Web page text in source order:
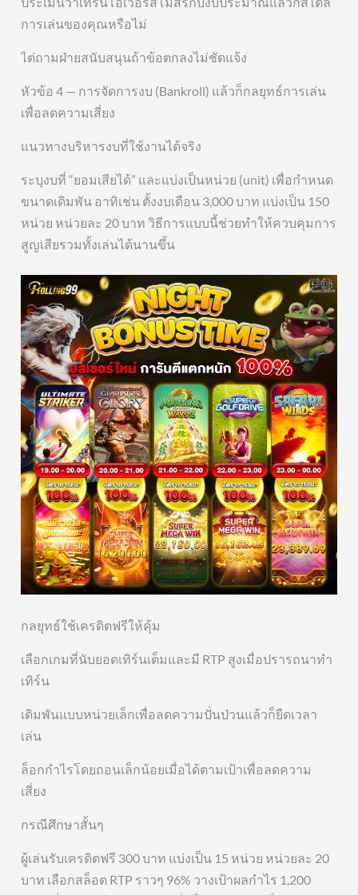
การเล่นของคุณหรือไม่
ไต่ถามฝ่ายสนับสนุนถ้าข้อตกลงไม่ชัดแจ้ง
หัวข้อ 4 — การจัดการงบ (Bankroll) แล้วก็กลยุทธ์การเล่น
เพื่อลดความเสี่ยง
แนวทางบริหารงบที่ใช้งานได้จริง
ระบุงบที่ “ยอมเสียได้” และแบ่งเป็นหน่วย (unit) เพื่อกำหนด
ขนาดเดิมพัน อาทิเช่น ตั้งงบเดือน 3,000 บาท แบ่งเป็น 150
หน่วย หน่วยละ 20 บาท วิธีการแบบนี้ช่วยทำให้ควบคุมการ
สูญเสียรวมทั้งเล่นได้นานขึ้น
กลยุทธ์ใช้เครดิตฟรีให้คุ้ม
เลือกเกมที่นับยอดเทิร์นเต็มและมี RTP สูงเมื่อปรารถนาทำ
เทิร์น
เดิมพันแบบหน่วยเล็กเพื่อลดความปั่นป่วนแล้วก็ยืดเวลา
เล่น
ล็อกกำไรโดยถอนเล็กน้อยเมื่อได้ตามเป้าเพื่อลดความ
เสี่ยง
กรณีศึกษาสั้นๆ
ผู้เล่นรับเครดิตฟรี 300 บาท แบ่งเป็น 15 หน่วย หน่วยละ 20
บาท เลือกสล็อต RTP ราวๆ 96% วางเป้าผลกำไร 1,200